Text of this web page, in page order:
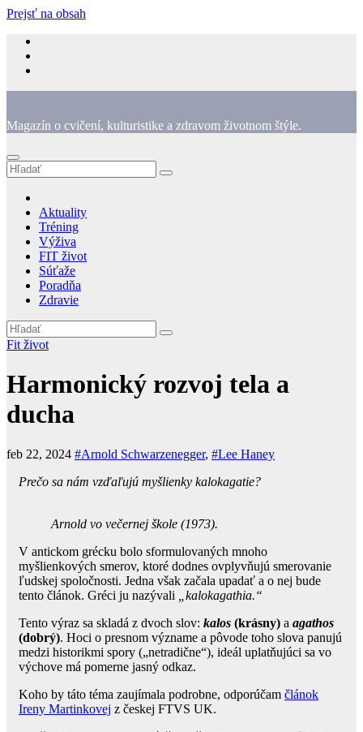
Prejsť na obsah
Magazín o cvičení, kulturistike a zdravom životnom štýle.
Aktuality
Tréning
Výživa
FIT život
Súťaže
Poradňa
Zdravie
Fit život
Harmonický rozvoj tela a
ducha
feb 22, 2024 #Arnold Schwarzenegger, #Lee Haney
Prečo sa nám vzďaľujú myšlienky kalokagatie?
Arnold vo večernej škole (1973).
V antickom grécku bolo sformulovaných mnoho
myšlienkových smerov, ktoré dodnes ovplyvňujú smerovanie
ľudskej spoločnosti. Jedna však začala upadať a o nej bude
tento článok. Gréci ju nazývali
„kalokagathia.“
Tento výraz sa skladá z dvoch slov: kalos (krásny) a agathos
(dobrý). Hoci o presnom význame a pôvode toho slova panujú
medzi historikmi spory („netradične“), ideál uplatňujúci sa vo
výchove má pomerne jasný odkaz.
Koho by táto téma zaujímala podrobne, odporúčam článok
Ireny Martinkovej z českej FTVS UK.